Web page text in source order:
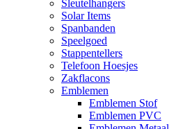
Sleutelhangers
Solar Items
Spanbanden
Speelgoed
Stappentellers
Telefoon Hoesjes
Zakflacons
Emblemen
Emblemen Stof
Emblemen PVC